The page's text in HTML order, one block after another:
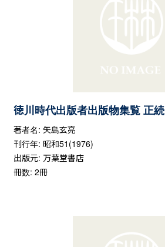
徳川時代出版者出版物集覧 正続
著者名: 矢島玄亮
刊行年: 昭和51(1976)
出版元: 万葉堂書店
冊数: 2冊